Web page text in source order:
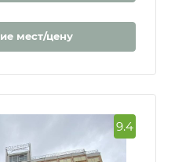
мест/цену
9.4